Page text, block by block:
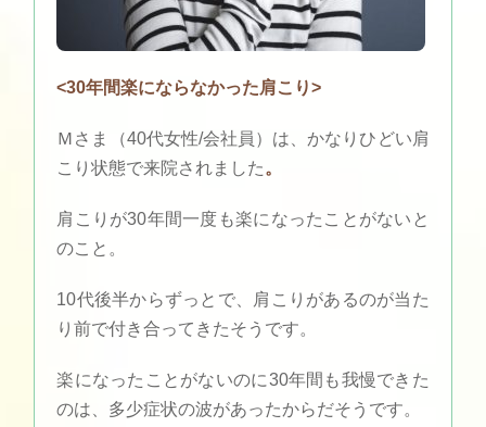
<30年間楽にならなかった肩こり>
Ｍさま（40代女性/会社員）は、かなりひどい肩
こり状態で来院されました。
肩こりが30年間一度も楽になったことがないと
のこと。
10代後半からずっとで、肩こりがあるのが当た
り前で付き合ってきたそうです。
楽になったことがないのに30年間も我慢できた
のは、多少症状の波があったからだそうです。